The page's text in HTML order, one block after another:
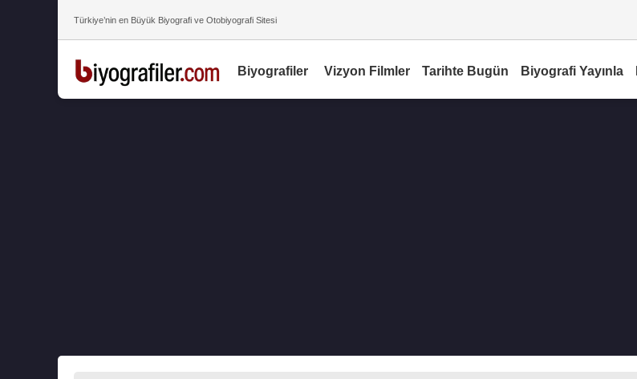
Türkiye’nin en Büyük Biyografi ve Otobiyografi Sitesi
Biyografiler Vizyon Filmler Tarihte Bugün Biyografi Yayınla